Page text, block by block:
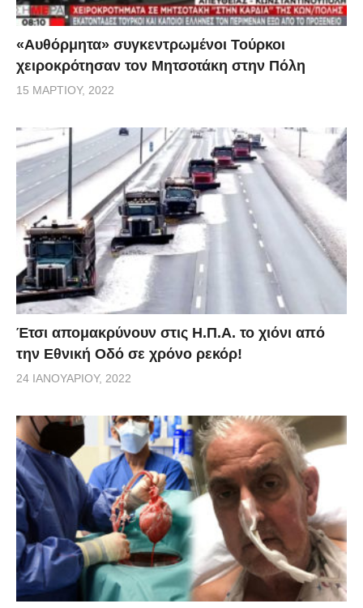
«Αυθόρμητα» συγκεντρωμένοι Τούρκοι
χειροκρότησαν τον Μητσοτάκη στην Πόλη
15 ΜΑΡΤΊΟΥ, 2022
Έτσι απομακρύνουν στις Η.Π.Α. το χιόνι από
την Εθνική Οδό σε χρόνο ρεκόρ!
24 ΙΑΝΟΥΑΡΊΟΥ, 2022